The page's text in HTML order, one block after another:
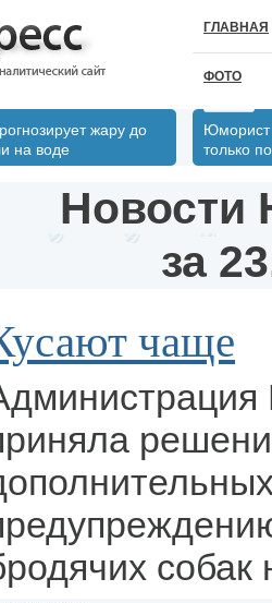
ГЛАВНАЯ
ФОТО
жару до
на воде
Юморист
только
Новости
за
чаще